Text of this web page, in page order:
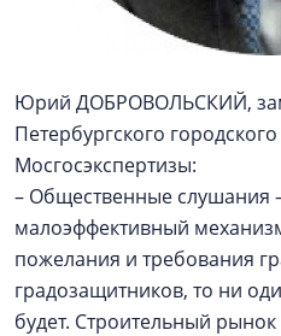
Юрий ДОБРОВОЛЬСКИЙ,
Петербургского
Мосгосэкспертизы:
– Общественные
малоэффективный
пожелания и требования
градозащитников, то ни
будет. Строительный рынок